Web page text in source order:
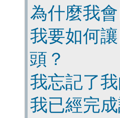
為什麼我
我要如何
頭？
我忘記了我
我已經完